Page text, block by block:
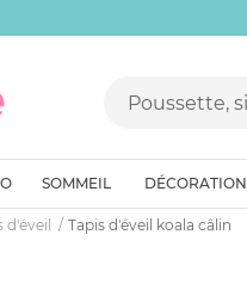
SOMMEIL DÉCORATION
d'éveil Tapis d'éveil koala câlin